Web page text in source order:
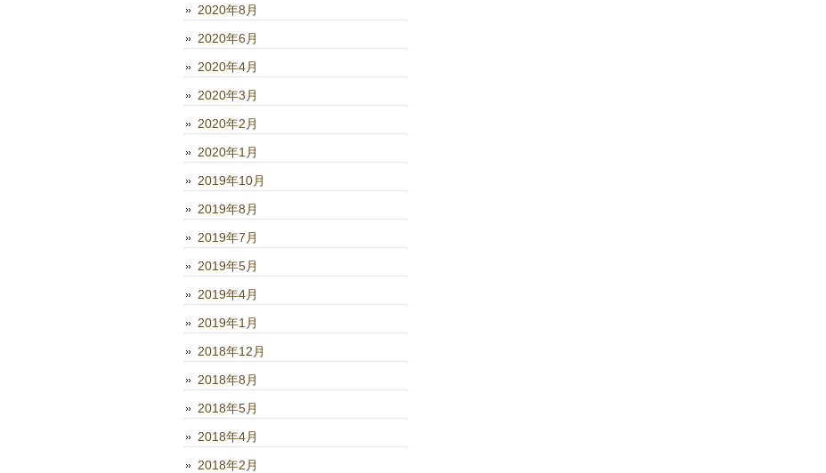
2020年8月
2020年6月
2020年4月
2020年3月
2020年2月
2020年1月
2019年10月
2019年8月
2019年7月
2019年5月
2019年4月
2019年1月
2018年12月
2018年8月
2018年5月
2018年4月
2018年2月